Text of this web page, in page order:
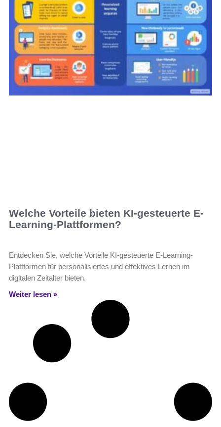
Welche Vorteile bieten KI-gesteuerte E-
Learning-Plattformen?
Entdecken Sie, welche Vorteile KI-gesteuerte E-Learning-
Plattformen für personalisiertes und effektives Lernen im
digitalen Zeitalter bieten.
Weiter lesen »